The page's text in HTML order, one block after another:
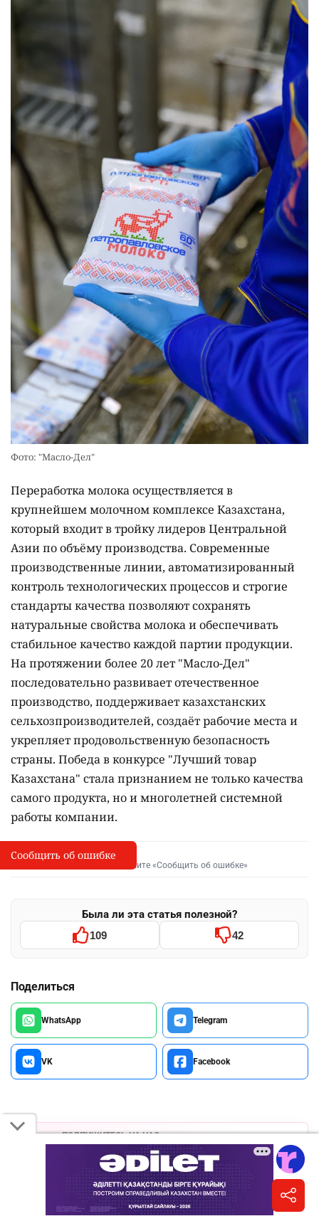
Фото: "Масло-Дел"
Переработка молока осуществляется в
крупнейшем молочном комплексе Казахстана,
который входит в тройку лидеров Центральной
Азии по объёму производства. Современные
производственные линии, автоматизированный
контроль технологических процессов и строгие
стандарты качества позволяют сохранять
натуральные свойства молока и обеспечивать
стабильное качество каждой партии продукции.
На протяжении более 20 лет "Масло-Дел"
последовательно развивает отечественное
производство, поддерживает казахстанских
сельхозпроизводителей, создаёт рабочие места и
укрепляет продовольственную безопасность
страны. Победа в конкурсе "Лучший товар
Казахстана" стала признанием не только качества
самого продукта, но и многолетней системной
работы компании.
I
Сообщить об опечатке
Выделите фрагмент и нажмите «Сообщить об ошибке»
Была ли эта статья полезной?
109 42
Поделиться
WhatsApp Telegram
VK Facebook
ПОДПИШИТЕСЬ НА НАС
Informburo.kz в Instagram
Главное за день, карточки и сторис.
Подписаться
Сообщить об ошибке